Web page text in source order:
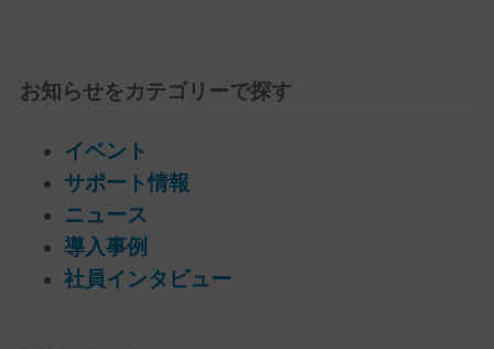
お知らせをカテゴリーで探す
イベント
サポート情報
ニュース
導入事例
社員インタビュー